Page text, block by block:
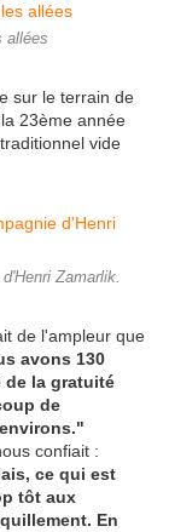
allées
sur le terrain de
23ème année
vide
Zamarlik.
de l'ampleur que
avons 130
de la gratuité
de
confiait :
ce qui est
tôt aux
En